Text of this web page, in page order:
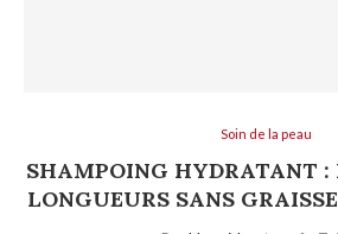
Soin de la peau
SHAMPOING HYDRATANT :
LONGUEURS SANS